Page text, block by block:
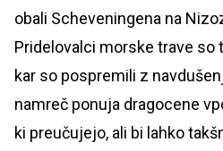
obali Scheveningena na
Pridelovalci morske trave so
kar so pospremili z
namreč ponuja dragocene
ki preučujejo, ali bi lahko